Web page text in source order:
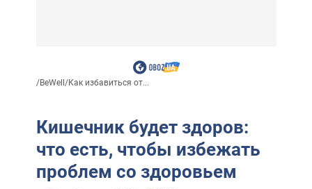
/BeWell/Как избавиться от...
Кишечник будет здоров:
что есть, чтобы избежать
проблем со здоровьем